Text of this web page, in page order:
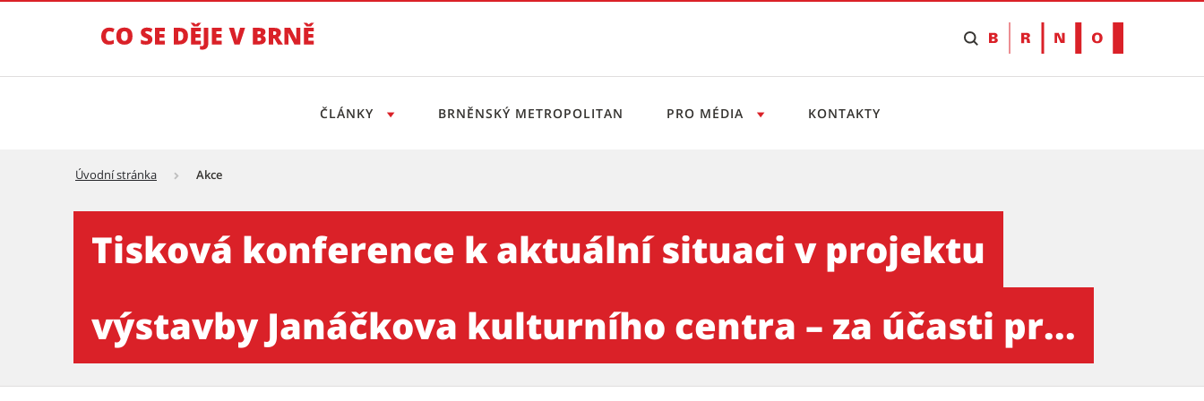
Tisková konference k aktuální situaci v projektu výstavby Janáčkova kulturního
ČLÁNKY BRNĚNSKÝ METROPOLITAN PRO MÉDIA KONTAKTY
Úvodní stránka Akce
Tisková konference k aktuální situaci v projektu
výstavby Janáčkova kulturního centra – za účasti pr...